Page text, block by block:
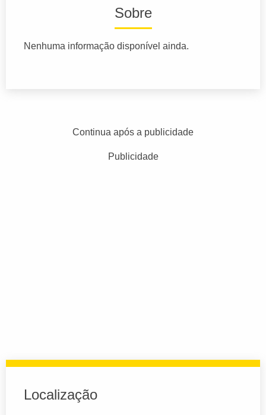
Sobre
Nenhuma informação disponível ainda.
Continua após a publicidade
Publicidade
Localização